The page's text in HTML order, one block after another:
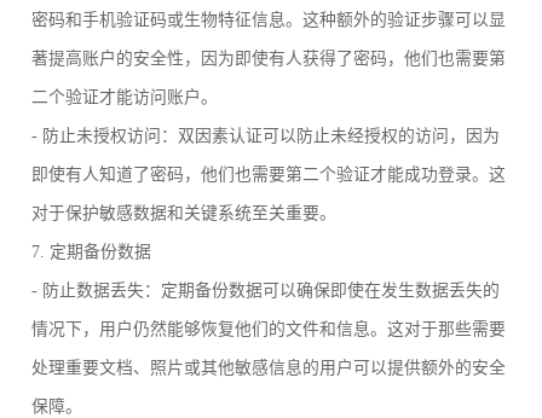
密码和手机验证码或生物特征信息。这种额外的验证步骤可以显
著提高账户的安全性，因为即使有人获得了密码，他们也需要第
二个验证才能访问账户。
- 防止未授权访问：双因素认证可以防止未经授权的访问，因为
即使有人知道了密码，他们也需要第二个验证才能成功登录。这
对于保护敏感数据和关键系统至关重要。
7. 定期备份数据
- 防止数据丢失：定期备份数据可以确保即使在发生数据丢失的
情况下，用户仍然能够恢复他们的文件和信息。这对于那些需要
处理重要文档、照片或其他敏感信息的用户可以提供额外的安全
保障。